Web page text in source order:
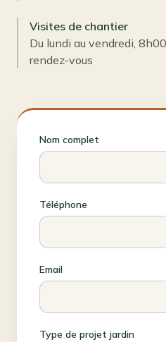
Visites de chantier
Du lundi au vendredi,
rendez-vous
Nom complet
Téléphone
Email
Type de projet jardin